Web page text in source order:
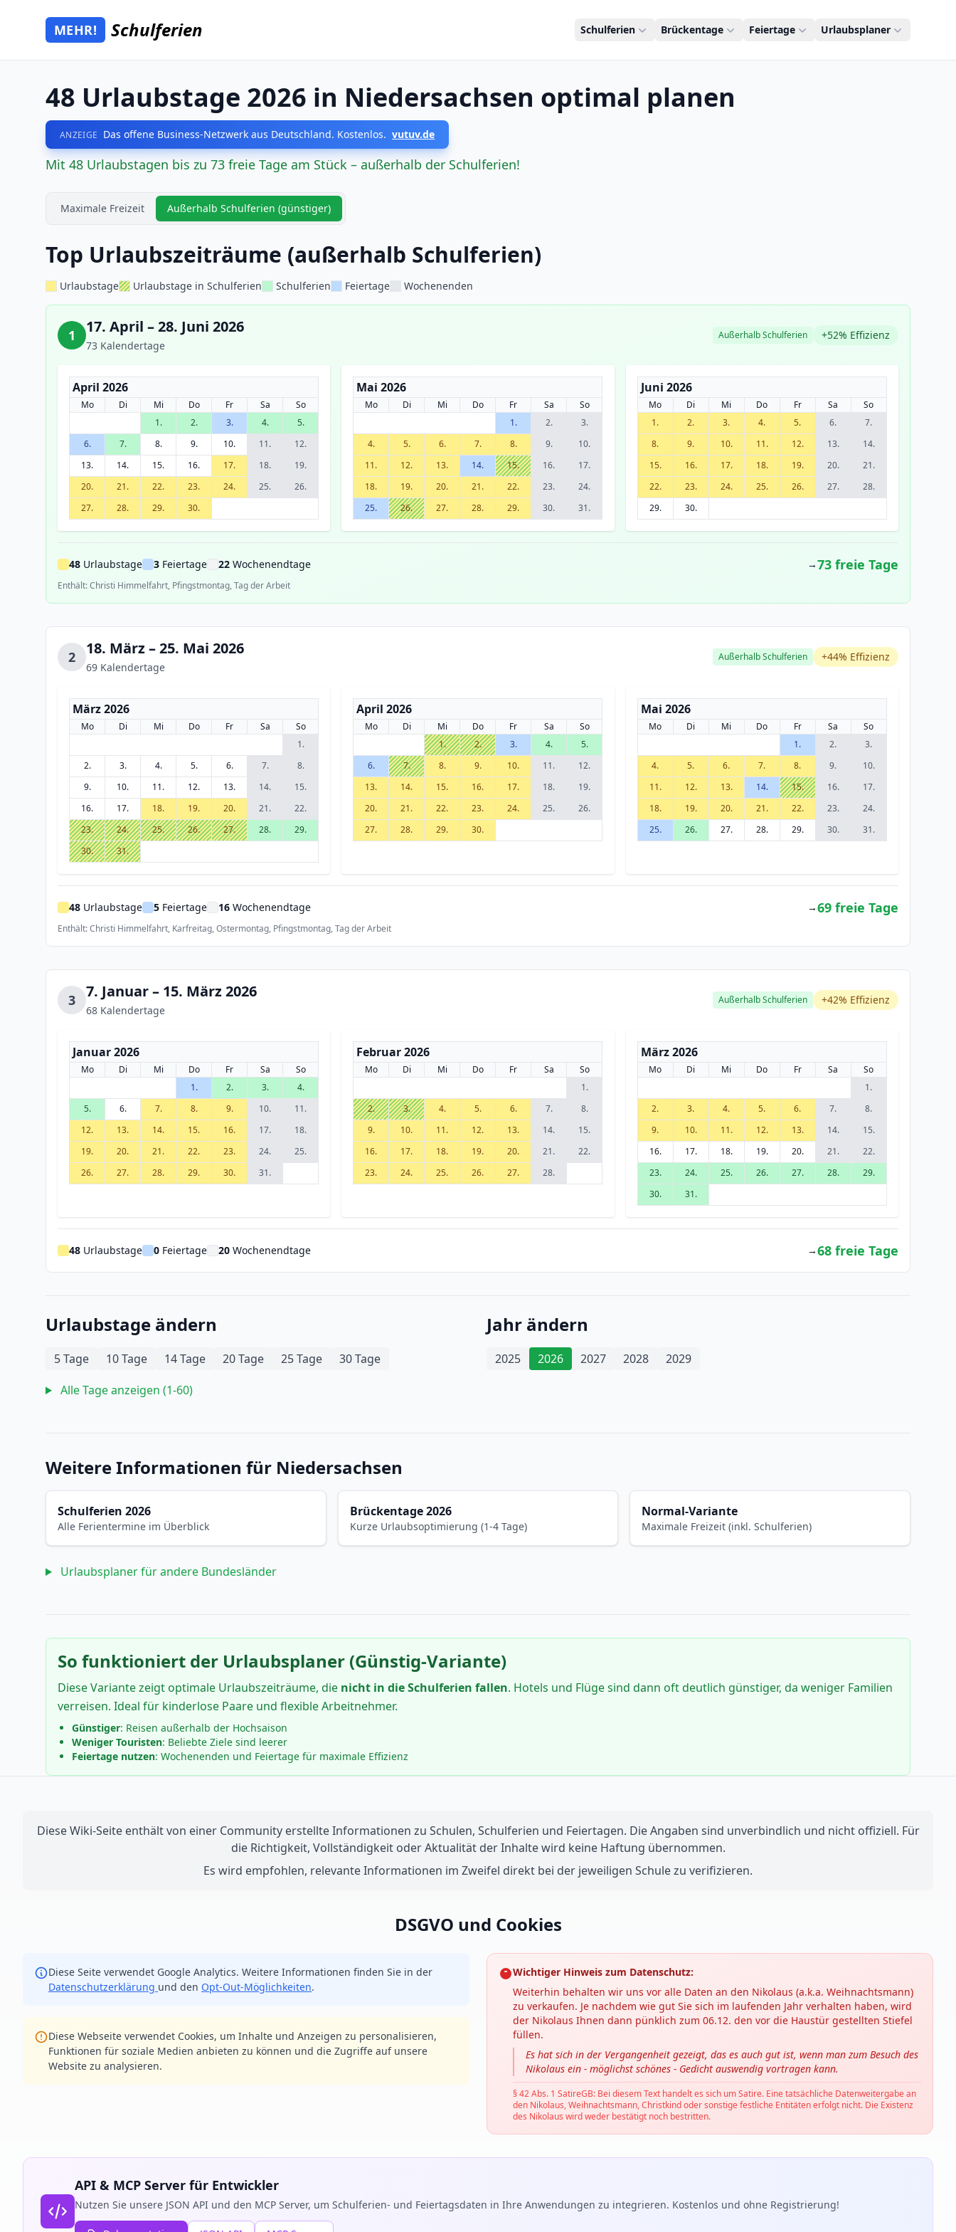
Zum Hauptinhalt springen
Mehr Schulferien
MEHR! Schulferien Schulferien Brückentage Feiertage Urlaubsplaner
48 Urlaubstage 2026 in Niedersachsen optimal planen
ANZEIGE Das offene Business-Netzwerk aus Deutschland. Kostenlos. vutuv.de
Mit 48 Urlaubstagen bis zu 73 freie Tage am Stück – außerhalb der Schulferien!
Maximale Freizeit Außerhalb Schulferien (günstiger)
Top Urlaubszeiträume (außerhalb Schulferien)
Urlaubstage Urlaubstage in Schulferien Schulferien Feiertage Wochenenden
1 17. April – 28. Juni 2026
73 Kalendertage
Außerhalb Schulferien +52% Effizienz
April 2026
Mo Di Mi Do Fr Sa
So
1.
2. 3. 4.
5.
6.
7. 8. 9. 10. 11.
12.
13.
14. 15. 16. 17. 18.
19.
20.
21. 22. 23. 24. 25.
26.
27.
28. 29. 30.
Mai 2026
Mo Di Mi Do Fr Sa
So
1.
2.
3.
4.
5. 6. 7. 8. 9.
10.
11.
12. 13. 14. 15. 16.
17.
18.
19. 20. 21. 22. 23.
24.
25.
26. 27. 28. 29. 30. 31.
Juni 2026
Mo Di Mi Do Fr Sa
So
1.
2. 3. 4. 5. 6.
7.
8.
9. 10. 11. 12. 13.
14.
15.
16. 17. 18. 19. 20.
21.
22.
23. 24. 25. 26. 27.
28.
29.
30.
48 Urlaubstage 3 Feiertage 22 Wochenendtage →73 freie Tage
Enthält: Christi Himmelfahrt, Pfingstmontag, Tag der Arbeit
2 18. März – 25. Mai 2026
69 Kalendertage
Außerhalb Schulferien +44% Effizienz
März 2026
Mo Di Mi Do Fr Sa
So
1.
2.
3. 4. 5. 6. 7.
8.
9.
10. 11. 12. 13. 14.
15.
16.
17. 18. 19. 20. 21.
22.
23.
24. 25. 26. 27. 28.
29.
30.
31.
April 2026
Mo Di Mi Do Fr Sa
So
1.
2. 3. 4.
5.
6.
7. 8. 9. 10. 11.
12.
13.
14. 15. 16. 17. 18.
19.
20.
21. 22. 23. 24. 25.
26.
27.
28. 29. 30.
Mai 2026
Mo Di Mi Do Fr Sa
So
1.
2.
3.
4.
5. 6. 7. 8. 9.
10.
11.
12. 13. 14. 15. 16.
17.
18.
19. 20. 21. 22. 23.
24.
25.
26. 27. 28. 29. 30. 31.
48 Urlaubstage 5 Feiertage 16 Wochenendtage →69 freie Tage
Enthält: Christi Himmelfahrt, Karfreitag, Ostermontag, Pfingstmontag, Tag der Arbeit
3 7. Januar – 15. März 2026
68 Kalendertage
Außerhalb Schulferien +42% Effizienz
Januar 2026
Mo Di Mi Do Fr Sa
So
1.
2. 3.
4.
5.
6. 7. 8. 9. 10.
11.
12.
13. 14. 15. 16. 17.
18.
19.
20. 21. 22. 23. 24.
25.
26.
27. 28. 29. 30. 31.
Februar 2026
Mo Di Mi Do Fr Sa
So
1.
2.
3. 4. 5. 6. 7.
8.
9.
10. 11. 12. 13. 14.
15.
16.
17. 18. 19. 20. 21.
22.
23.
24. 25. 26. 27. 28.
März 2026
Mo Di Mi Do Fr Sa
So
1.
2.
3. 4. 5. 6. 7.
8.
9.
10. 11. 12. 13. 14.
15.
16.
17. 18. 19. 20. 21.
22.
23.
24. 25. 26. 27. 28.
29.
30.
31.
48 Urlaubstage 0 Feiertage 20 Wochenendtage →68 freie Tage
Urlaubstage ändern
5 Tage 10 Tage 14 Tage 20 Tage 25 Tage
30 Tage
Alle Tage anzeigen (1-60)
Jahr ändern
2025 2026 2027 2028 2029
Weitere Informationen für Niedersachsen
Schulferien 2026
Alle Ferientermine im Überblick
Brückentage 2026
Kurze Urlaubsoptimierung (1-4 Tage)
Normal-Variante
Maximale Freizeit (inkl. Schulferien)
Urlaubsplaner für andere Bundesländer
So funktioniert der Urlaubsplaner (Günstig-Variante)
Diese Variante zeigt optimale Urlaubszeiträume, die nicht in die Schulferien fallen. Hotels und Flüge sind dann oft deutlich günstiger, da weniger Familien
verreisen. Ideal für kinderlose Paare und flexible Arbeitnehmer.
Günstiger: Reisen außerhalb der Hochsaison
Weniger Touristen: Beliebte Ziele sind leerer
Feiertage nutzen: Wochenenden und Feiertage für maximale Effizienz
Diese Wiki-Seite enthält von einer Community erstellte Informationen zu Schulen, Schulferien und Feiertagen. Die Angaben sind unverbindlich und nicht offiziell. Für
die Richtigkeit, Vollständigkeit oder Aktualität der Inhalte wird keine Haftung übernommen.
Es wird empfohlen, relevante Informationen im Zweifel direkt bei der jeweiligen Schule zu verifizieren.
DSGVO und Cookies
Diese Seite verwendet Google Analytics. Weitere Informationen finden Sie in der
Datenschutzerklärung und den Opt-Out-Möglichkeiten.
Diese Webseite verwendet Cookies, um Inhalte und Anzeigen zu personalisieren,
Funktionen für soziale Medien anbieten zu können und die Zugriffe auf unsere
Website zu analysieren.
Wichtiger Hinweis zum Datenschutz:
Weiterhin behalten wir uns vor alle Daten an den Nikolaus (a.k.a. Weihnachtsmann)
zu verkaufen. Je nachdem wie gut Sie sich im laufenden Jahr verhalten haben, wird
der Nikolaus Ihnen dann pünklich zum 06.12. den vor die Haustür gestellten Stiefel
füllen.
Es hat sich in der Vergangenheit gezeigt, das es auch gut ist, wenn man zum Besuch des
Nikolaus ein - möglichst schönes - Gedicht auswendig vortragen kann.
§ 42 Abs. 1 SatireGB: Bei diesem Text handelt es sich um Satire. Eine tatsächliche Datenweitergabe an
den Nikolaus, Weihnachtsmann, Christkind oder sonstige festliche Entitäten erfolgt nicht. Die Existenz
des Nikolaus wird weder bestätigt noch bestritten.
API & MCP Server für Entwickler
Nutzen Sie unsere JSON API und den MCP Server, um Schulferien- und Feiertagsdaten in Ihre Anwendungen zu integrieren. Kostenlos und ohne Registrierung!